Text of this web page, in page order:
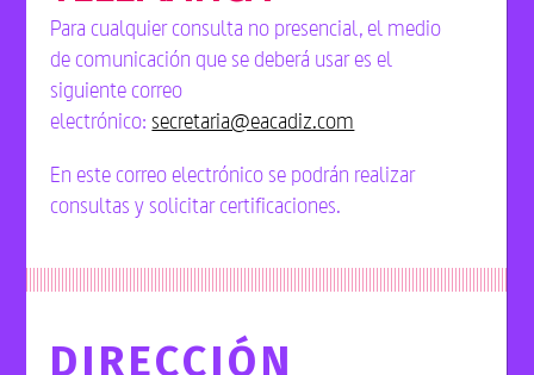
Para cualquier consulta no presencial, el medio
de comunicación que se deberá usar es el
siguiente correo
electrónico:secretaria@eacadiz.com
En este correo electrónico se podrán realizar
consultas y solicitar certificaciones.
DIRECCIÓN